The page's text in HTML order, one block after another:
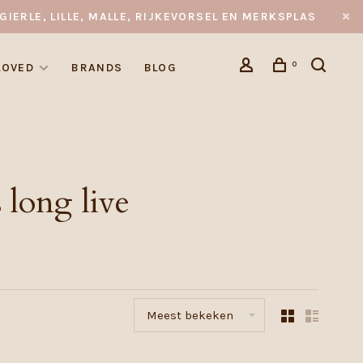
LILLE, MALLE, RIJKEVORSEL EN MERKSPLAS
BRANDS BLOG 0
long live
Meest bekeken